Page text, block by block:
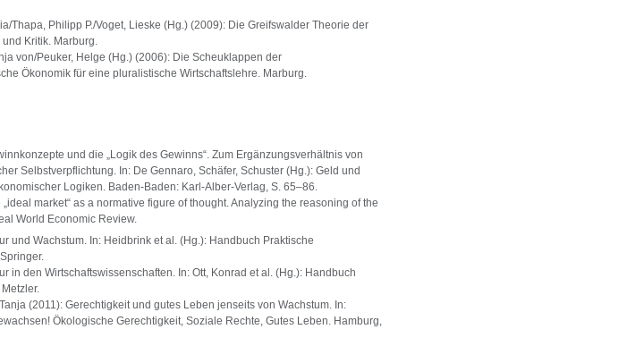
Thapa, Philipp P./Voget, Lieske (Hg.) (2009): Die Greifswalder Theorie der
Kritik. Marburg.
von/Peuker, Helge (Hg.) (2006): Die Scheuklappen der
Ökonomik für eine pluralistische Wirtschaftslehre. Marburg.
und die „Logik des Gewinns“. Zum Ergänzungsverhältnis von
Selbstverpflichtung. In: De Gennaro, Schäfer, Schuster (Hg.): Geld und
Logiken. Baden-Baden: Karl-Alber-Verlag, S. 65–86.
market“ as a normative figure of thought. Analyzing the reasoning of the
World Economic Review.
und Wachstum. In: Heidbrink et al. (Hg.): Handbuch Praktische
in den Wirtschaftswissenschaften. In: Ott, Konrad et al. (Hg.): Handbuch
(2011): Gerechtigkeit und gutes Leben jenseits von Wachstum. In:
Ökologische Gerechtigkeit, Soziale Rechte, Gutes Leben. Hamburg,